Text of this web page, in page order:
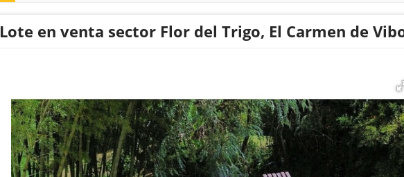
Lote en venta sector Flor del Trigo, El Carmen de